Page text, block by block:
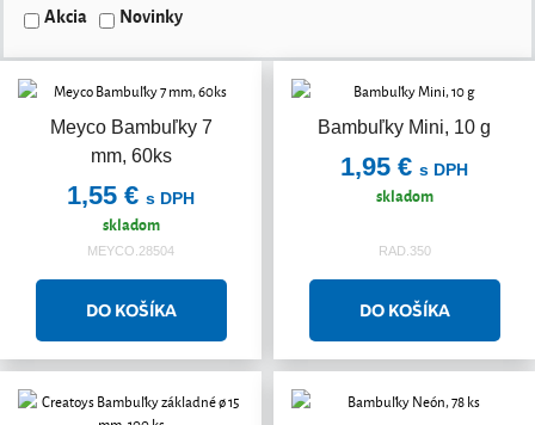
Akcia Novinky
Meyco Bambuľky 7
mm, 60ks
1,55 € s DPH
skladom
MEYCO.28504
Bambuľky Mini, 10 g
1,95 € s DPH
skladom
RAD.350